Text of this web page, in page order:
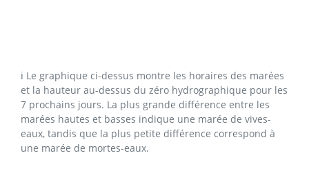
ℹ️ Le graphique ci-dessus montre les horaires des marées
et la hauteur au-dessus du zéro hydrographique pour les
7 prochains jours. La plus grande différence entre les
marées hautes et basses indique une marée de vives-
eaux, tandis que la plus petite différence correspond à
une marée de mortes-eaux.